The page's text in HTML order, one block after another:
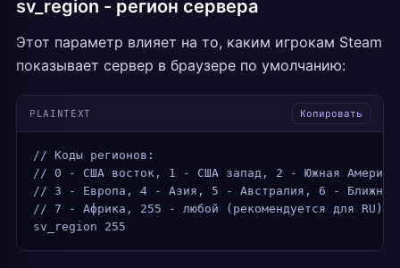
sv_region - регион сервера
Этот параметр влияет на то, каким игрокам Steam
показывает сервер в браузере по умолчанию:
PLAINTEXT Копировать
// Коды регионов:
// 0 - США восток, 1 - США запад, 2 - Южная Америка
// 3 - Европа, 4 - Азия, 5 - Австралия, 6 - Ближний
// 7 - Африка, 255 - любой (рекомендуется для RU)
sv_region 255